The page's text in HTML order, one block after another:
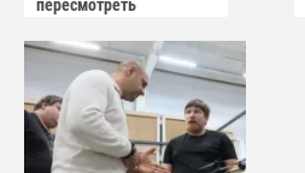
пересмотреть
АЭС "Пакш-2"